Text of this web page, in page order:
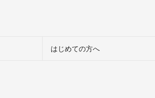
はじめての方へ